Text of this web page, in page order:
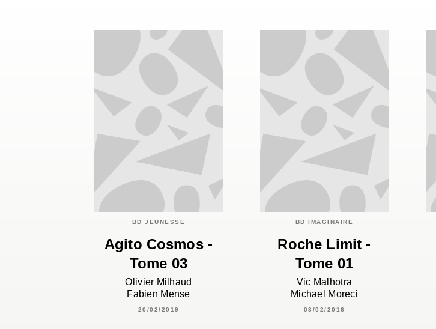
BD JEUNESSE
Agito Cosmos -
Tome 03
Olivier Milhaud
Fabien Mense
20/02/2019
BD IMAGINAIRE
Roche Limit -
Tome 01
Vic Malhotra
Michael Moreci
03/02/2016